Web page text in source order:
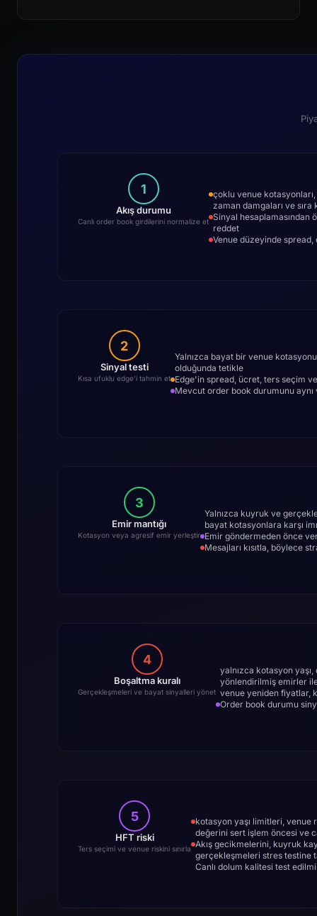
1
Akış durumu
Canlı order book girdilerini normalize et
çoklu venue
zaman damgaları ve
Sinyal hesaplamasından
reddet
Venue düzeyinde
2
Sinyal testi
Kısa ufuklu edge'i tahmin et
Yalnızca bayat bir venue
olduğunda tetikle
Edge'in spread, ücret, ters seçim
Mevcut order book durumunu
3
Emir mantığı
Kotasyon veya agresif emir yerleştir
Yalnızca kuyruk ve
bayat kotasyonlara karşı
Emir göndermeden önce
Mesajları kısıtla, böylece
4
Boşaltma kuralı
Gerçekleşmeleri ve bayat sinyalleri yönet
yalnızca kotasyon
yönlendirilmiş emirler
venue yeniden fiyatlar,
Order book durumu
5
HFT riski
Ters seçimi ve venue riskini sınırla
kotasyon yaşı limitleri, venue
değerini sert işlem öncesi ve
Akış gecikmelerini, kuyruk
gerçekleşmeleri stres testine
Canlı dolum kalitesi test